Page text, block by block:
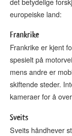
europeiske land:
Frankrike
Frankrike er kjent
spesielt på
mens andre er
skiftende steder.
kameraer for å
Sveits
Sveits håndhever